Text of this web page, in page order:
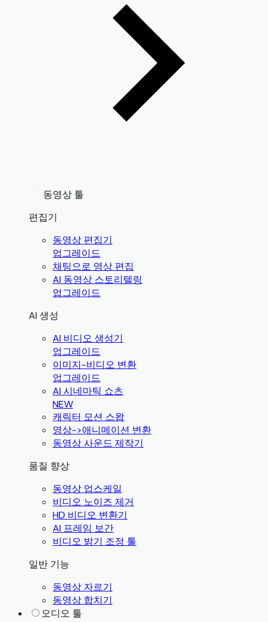
동영상 툴
편집기
동영상 편집기
업그레이드
채팅으로 영상 편집
AI 동영상 스토리텔링
업그레이드
AI 생성
AI 비디오 생성기
업그레이드
이미지-비디오 변환
업그레이드
AI 시네마틱 쇼츠
NEW
캐릭터 모션 스왑
영상->애니메이션 변환
동영상 사운드 제작기
품질 향상
동영상 업스케일
비디오 노이즈 제거
HD 비디오 변환기
AI 프레임 보간
비디오 밝기 조정 툴
일반 기능
동영상 자르기
동영상 합치기
오디오 툴